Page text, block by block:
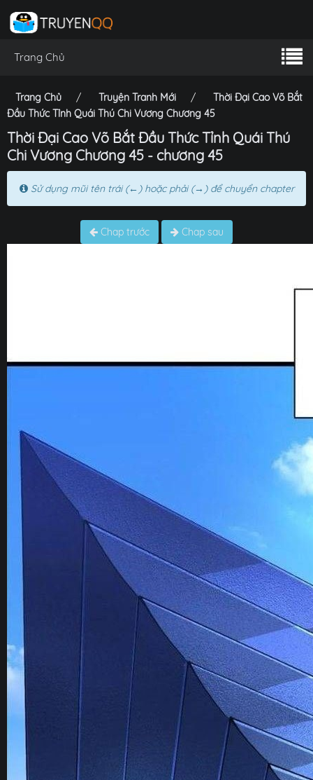
Trang Chủ
Trang Chủ Truyện Tranh Mới
Thời Đại Cao Võ Bắt
Đầu Thức Tỉnh Quái Thú Chi Vương Chương 45
Thời Đại Cao Võ Bắt Đầu Thức Tỉnh Quái Thú
Chi Vương Chương 45 - chương 45
Sử dụng mũi tên trái (←) hoặc phải (→) để chuyển chapter
Chap trước Chap sau